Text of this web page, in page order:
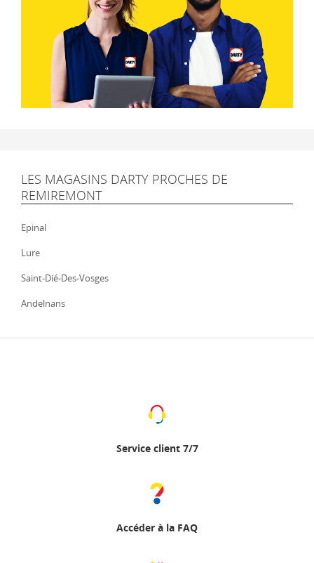
LES MAGASINS DARTY PROCHES DE
REMIREMONT
Epinal
Lure
Saint-Dié-Des-Vosges
Andelnans
Service client 7/7
Accéder à la FAQ